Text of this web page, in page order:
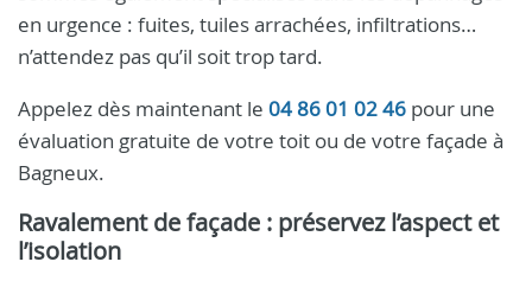
en urgence : fuites, tuiles arrachées, infiltrations…
n’attendez pas qu’il soit trop tard.
Appelez dès maintenant le 04 86 01 02 46 pour une
évaluation gratuite de votre toit ou de votre façade à
Bagneux.
Ravalement de façade : préservez l’aspect et
l’isolation